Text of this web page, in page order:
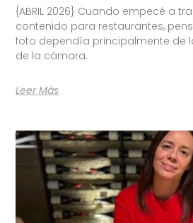
{ABRIL 2026} Cuando empecé a
contenido para restaurantes,
foto dependía principalmente de
de la cámara.
Leer Más